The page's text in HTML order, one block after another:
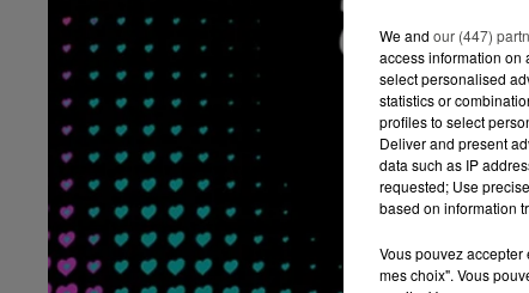
We and our (447)
access information on
select personalised
statistics or
profiles to select
Deliver and present
data such as IP
requested; Use
based on information
Vous pouvez
mes choix". Vous